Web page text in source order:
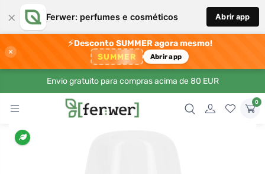
× Ferwer: perfumes e cosméticos Abrir app
×
⚡Desconto SUMMER agora mesmo!
SUMMER Abrir app
Envio gratuito para compras acima de 80 EUR
0